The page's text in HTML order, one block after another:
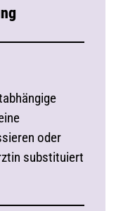
oder
substituiert